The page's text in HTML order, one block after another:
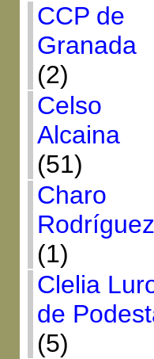
CCP de
Granada
(2)
Celso
Alcaina
(51)
Charo
Rodríguez
(1)
Clelia
de
(5)